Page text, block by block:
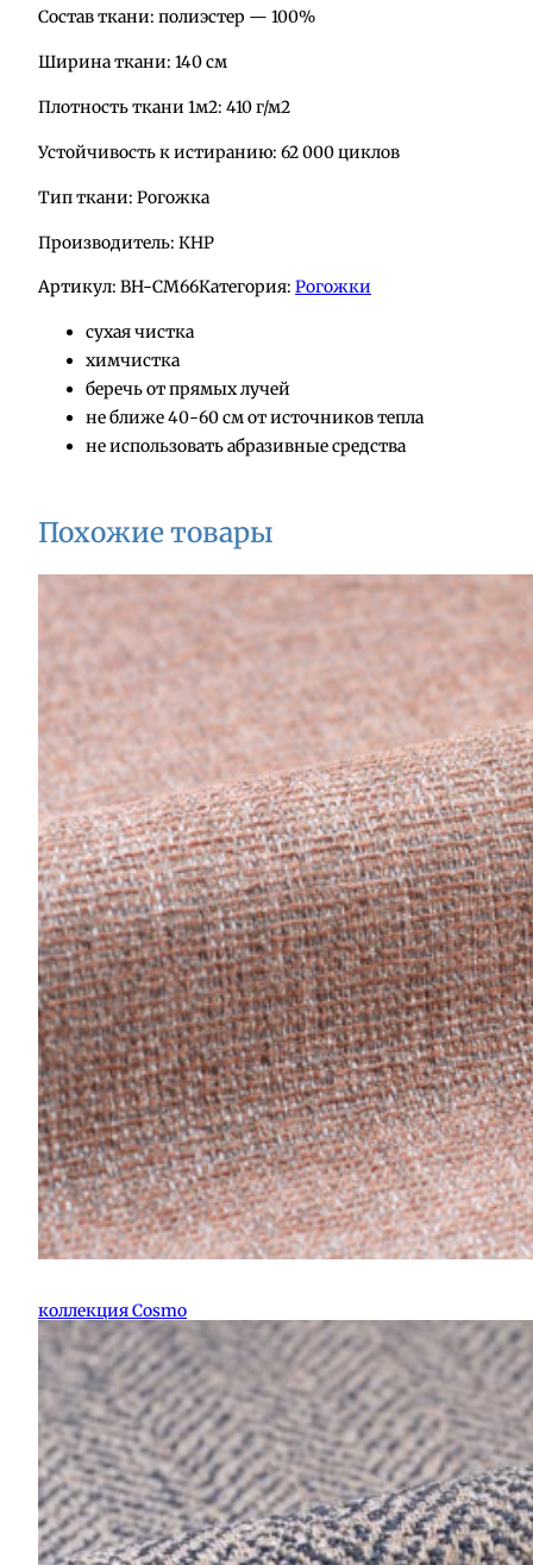
Состав ткани: полиэстер — 100%
Ширина ткани: 140 см
Плотность ткани 1м2: 410 г/м2
Устойчивость к истиранию: 62 000 циклов
Тип ткани: Рогожка
Производитель: КНР
Артикул: BH-СМ66Категория: Рогожки
сухая чистка
химчистка
беречь от прямых лучей
не ближе 40-60 см от источников тепла
не использовать абразивные средства
Похожие товары
коллекция Cosmo